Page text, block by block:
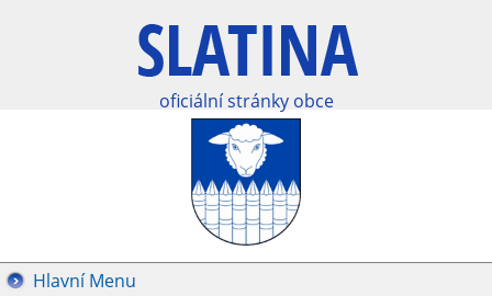
oficiální stránky obce
Hlavní Menu